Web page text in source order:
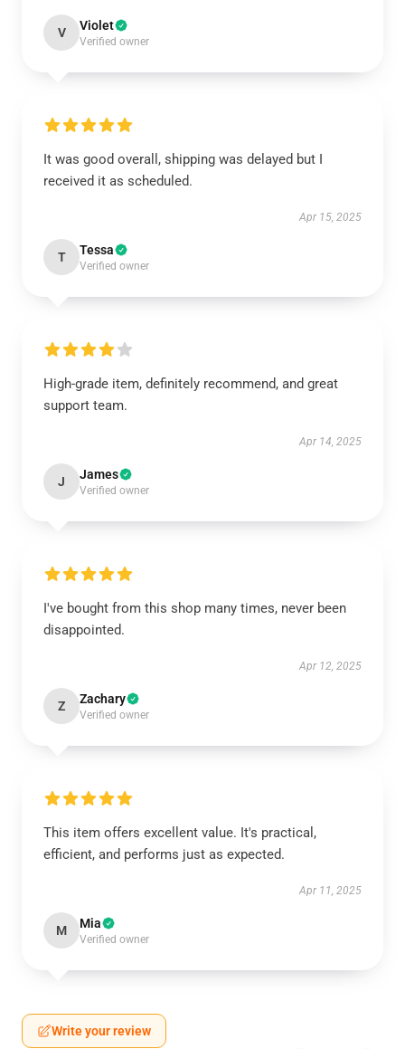
V Violet
Verified owner
It was good overall, shipping was delayed but I
received it as scheduled.
Apr 15, 2025
T Tessa
Verified owner
High-grade item, definitely recommend, and great
support team.
Apr 14, 2025
J James
Verified owner
I've bought from this shop many times, never been
disappointed.
Apr 12, 2025
Z Zachary
Verified owner
This item offers excellent value. It's practical,
efficient, and performs just as expected.
Apr 11, 2025
M Mia
Verified owner
Write your review